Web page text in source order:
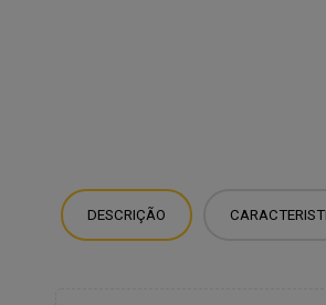
DESCRIÇÃO